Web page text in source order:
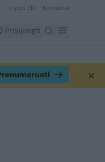
Lrytas EN Kontaktai
Prisijungti